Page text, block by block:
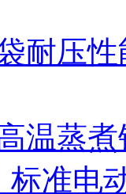
耐压
温蒸
标准电